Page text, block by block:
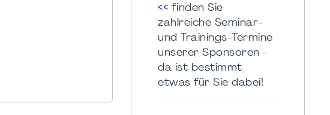
<< finden Sie
zahlreiche Seminar-
und Trainings-Termine
unserer Sponsoren -
da ist bestimmt
etwas für Sie dabei!